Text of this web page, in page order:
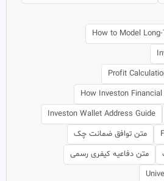
How to Model
Profit
How Investon
Investon Wallet Address Guide
متن توافق ضمانت چک
متن دفاعیه کیفری رسمی